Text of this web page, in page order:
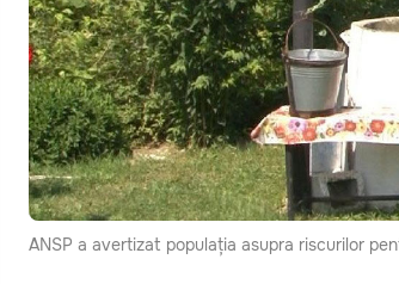
ANSP a avertizat populația asupra riscurilor